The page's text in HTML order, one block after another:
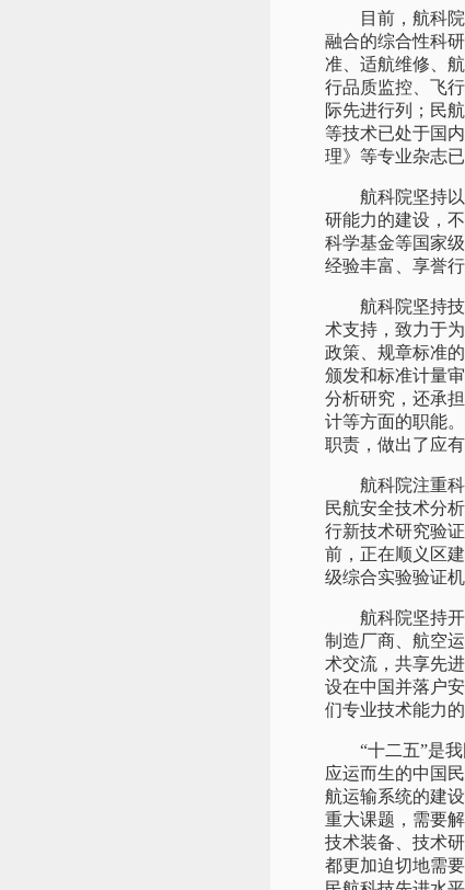
目前，航科院
融合的综合性科
准、适航维修、
行品质监控、飞
际先进行列；民
等技术已处于国
理》等专业杂志
航科院坚持以
研能力的建设，
科学基金等国家
经验丰富、享誉
航科院坚持技
术支持，致力于
政策、规章标准
颁发和标准计量
分析研究，还承
计等方面的职能
职责，做出了应有
航科院注重科
民航安全技术分
行新技术研究验
前，正在顺义区
级综合实验验证机
航科院坚持开
制造厂商、航空
术交流，共享先
设在中国并落户
们专业技术能力
“十二五”是我
应运而生的中国
航运输系统的建
重大课题，需要
技术装备、技术
都更加迫切地需